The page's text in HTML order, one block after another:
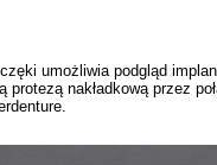
umożliwia podgląd
nakładkową przez